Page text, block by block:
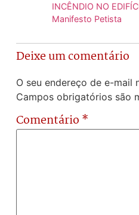
INCÊNDIO NO
Manifesto Petista
Deixe um comentário
O seu endereço de e-mail
Campos obrigatórios são
Comentário *